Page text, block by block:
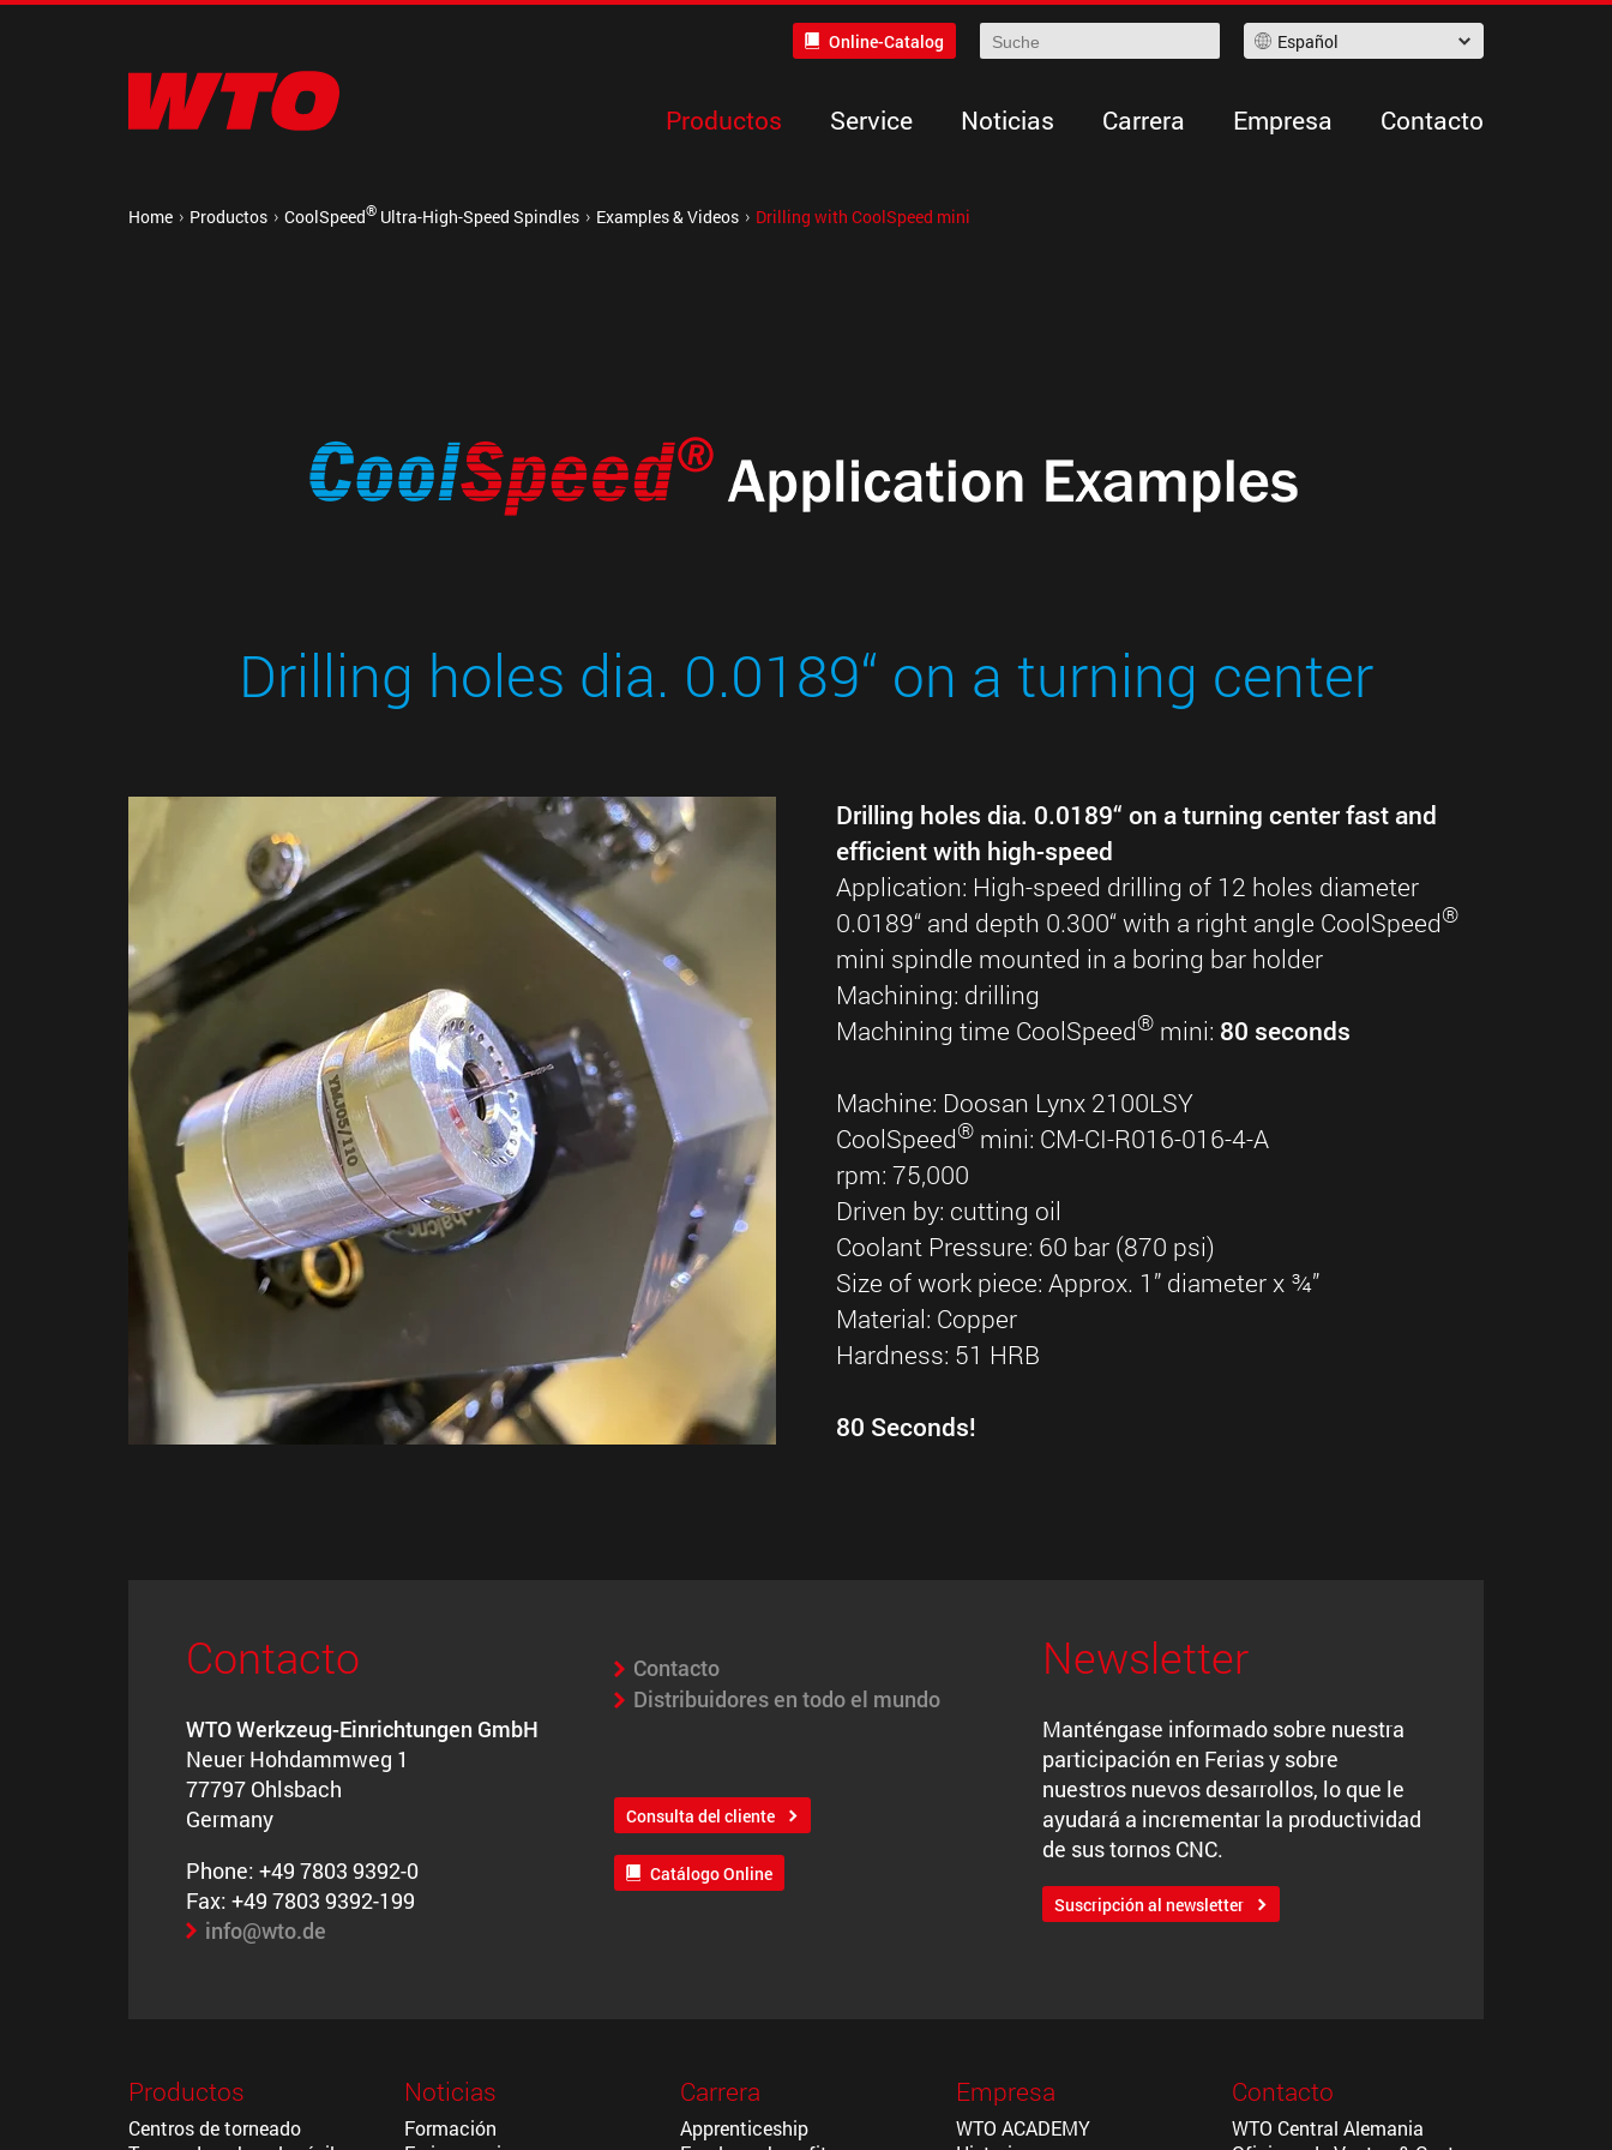
Español
Online-Catalog
Productos Service Noticias Carrera Empresa Contacto
Home Productos CoolSpeed® Ultra-High-Speed Spindles Examples & Videos Drilling with CoolSpeed mini
Drilling holes dia. 0.0189“ on a turning center
Drilling holes dia. 0.0189“ on a turning center fast and
efficient with high-speed
Application: High-speed drilling of 12 holes diameter
0.0189“ and depth 0.300“ with a right angle CoolSpeed®
mini spindle mounted in a boring bar holder
Machining: drilling
Machining time CoolSpeed® mini: 80 seconds
Machine: Doosan Lynx 2100LSY
CoolSpeed® mini: CM-CI-R016-016-4-A
rpm: 75,000
Driven by: cutting oil
Coolant Pressure: 60 bar (870 psi)
Size of work piece: Approx. 1” diameter x ¾”
Material: Copper
Hardness: 51 HRB
80 Seconds!
Contacto
WTO Werkzeug-Einrichtungen GmbH
Neuer Hohdammweg 1
77797 Ohlsbach
Germany
Phone: +49 7803 9392-0
Fax: +49 7803 9392-199
info@wto.de
Contacto
Distribuidores en todo el mundo
Consulta del cliente
Catálogo Online
Newsletter
Manténgase informado sobre nuestra
participación en Ferias y sobre
nuestros nuevos desarrollos, lo que le
ayudará a incrementar la productividad
de sus tornos CNC.
Suscripción al newsletter
Productos
Centros de torneado
Noticias
Formación
Carrera
Apprenticeship
Empresa
WTO ACADEMY
Contacto
WTO Central Alemania